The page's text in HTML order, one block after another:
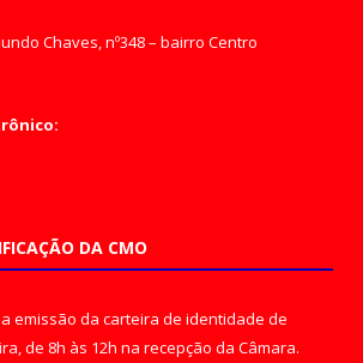
Chaves, nº348 – bairro Centro
DA CMO
emissão da carteira de identidade de
de 8h às 12h na recepção da Câmara.